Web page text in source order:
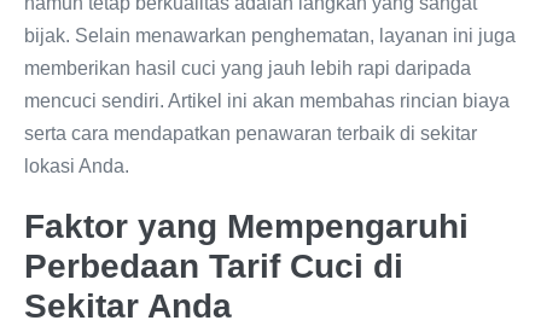
bijak. Selain menawarkan penghematan, layanan ini juga
memberikan hasil cuci yang jauh lebih rapi daripada
mencuci sendiri. Artikel ini akan membahas rincian biaya
serta cara mendapatkan penawaran terbaik di sekitar
lokasi Anda.
Faktor yang Mempengaruhi
Perbedaan Tarif Cuci di
Sekitar Anda